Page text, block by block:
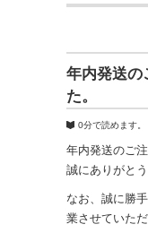
年内発送の
た。
0分で読めます。
年内発送のご
誠にありがとう
なお、誠に勝
業させていただ